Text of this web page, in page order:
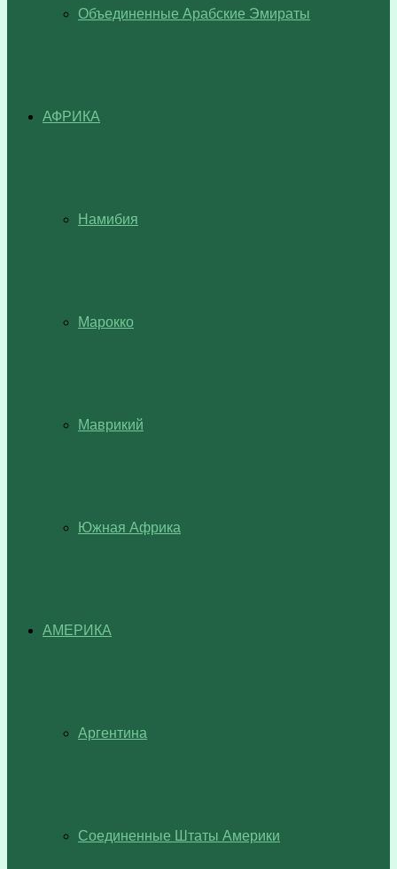
Объединенные Арабские Эмираты
АФРИКА
Намибия
Марокко
Маврикий
Южная Африка
АМЕРИКА
Аргентина
Соединенные Штаты Америки